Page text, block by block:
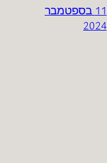
11 בספטמבר
2024